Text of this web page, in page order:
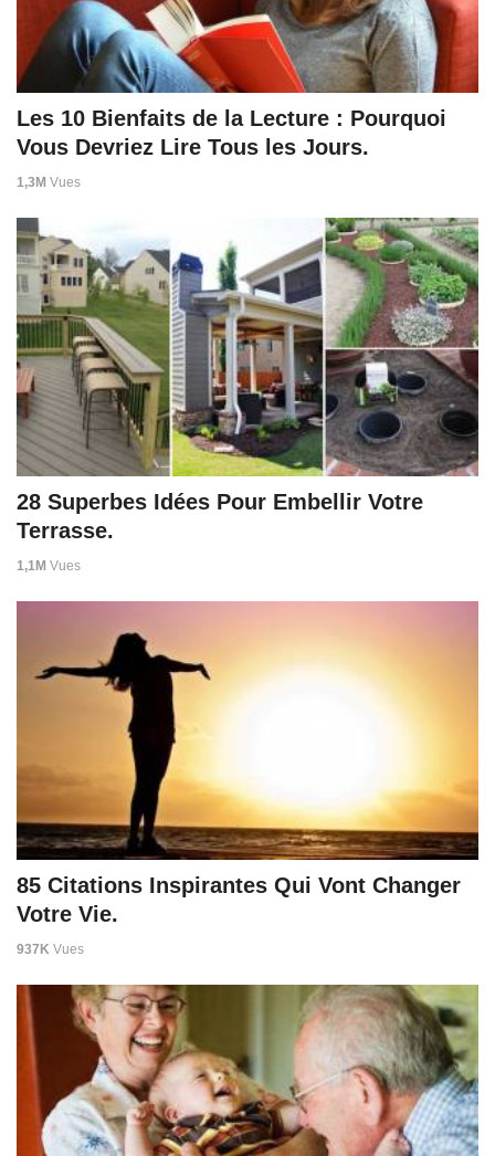
Les 10 Bienfaits de la Lecture : Pourquoi
Vous Devriez Lire Tous les Jours.
1,3M Vues
28 Superbes Idées Pour Embellir Votre
Terrasse.
1,1M Vues
85 Citations Inspirantes Qui Vont Changer
Votre Vie.
937K Vues